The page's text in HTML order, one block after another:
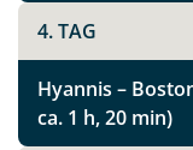
4. TAG
Hyannis –
ca. 1 h, 20 min)